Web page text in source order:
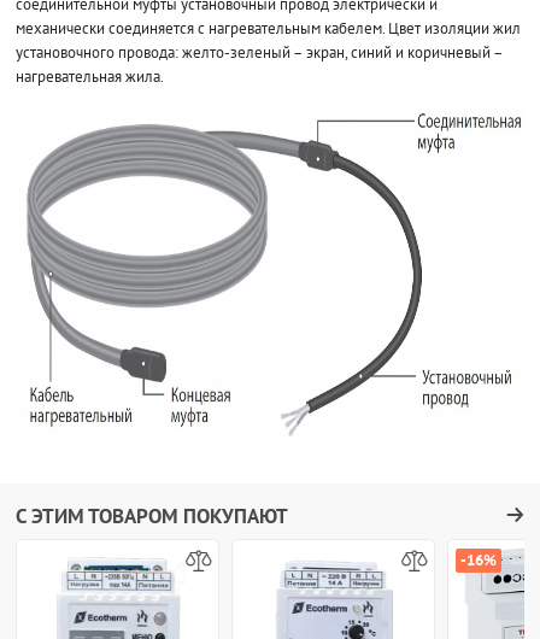
соединительной муфты установочный провод электрически и
механически соединяется с нагревательным кабелем. Цвет изоляции жил
установочного провода: желто-зеленый – экран, синий и коричневый –
нагревательная жила.
С ЭТИМ ТОВАРОМ ПОКУПАЮТ
-16%